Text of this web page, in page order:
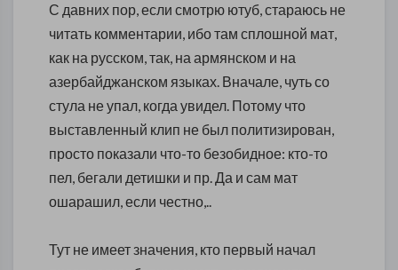
С давних пор, если смотрю ютуб, стараюсь не
читать комментарии, ибо там сплошной мат,
как на русском, так, на армянском и на
азербайджанском языках. Вначале, чуть со
стула не упал, когда увидел. Потому что
выставленный клип не был политизирован,
просто показали что-то безобидное: кто-то
пел, бегали детишки и пр. Да и сам мат
ошарашил, если честно,..
Тут не имеет значения, кто первый начал